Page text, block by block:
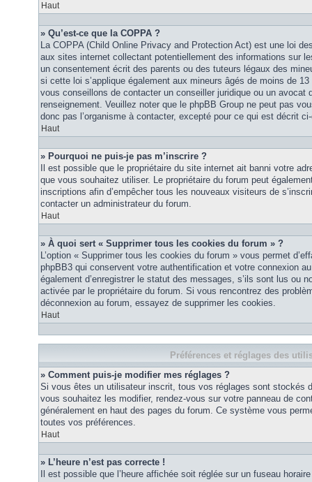
Haut
» Qu’est-ce que la COPPA ?
La COPPA (Child Online Privacy and Protection Act) est une loi
aux sites internet collectant potentiellement des informations sur
un consentement écrit des parents ou des tuteurs légaux des
si cette loi s’applique également aux mineurs âgés de moins de
vous conseillons de contacter un conseiller juridique ou un avocat
renseignement. Veuillez noter que le phpBB Group ne peut pas
donc pas l’organisme à contacter, excepté pour ce qui est décrit
Haut
» Pourquoi ne puis-je pas m’inscrire ?
Il est possible que le propriétaire du site internet ait banni votre
que vous souhaitez utiliser. Le propriétaire du forum peut
inscriptions afin d’empêcher tous les nouveaux visiteurs de
contacter un administrateur du forum.
Haut
» À quoi sert « Supprimer tous les cookies du forum » ?
L’option « Supprimer tous les cookies du forum » vous permet
phpBB3 qui conservent votre authentification et votre connexion
également d’enregistrer le statut des messages, s’ils sont lus ou
activée par le propriétaire du forum. Si vous rencontrez des
déconnexion au forum, essayez de supprimer les cookies.
Haut
Préférences et réglages des
» Comment puis-je modifier mes réglages ?
Si vous êtes un utilisateur inscrit, tous vos réglages sont stockés
vous souhaitez les modifier, rendez-vous sur votre panneau de
généralement en haut des pages du forum. Ce système vous
toutes vos préférences.
Haut
» L’heure n’est pas correcte !
Il est possible que l’heure affichée soit réglée sur un fuseau